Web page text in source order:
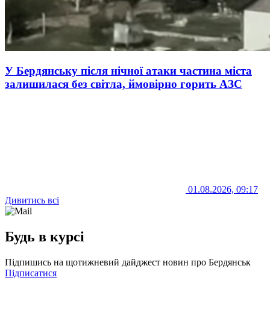
У Бердянську після нічної атаки частина міста
залишилася без світла, ймовірно горить АЗС
01.08.2026, 09:17
Дивитись всі
Будь в курсі
Підпишись на щотижневий дайджест новин про Бердянськ
Підписатися